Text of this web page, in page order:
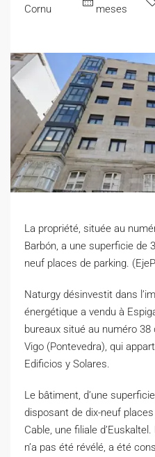
Cornu
meses
La propriété, située au
Barbón, a une superficie de
neuf places de parking.
Naturgy désinvestit dans
énergétique a vendu à
bureaux situé au numéro 38
Vigo (Pontevedra), qui
Edificios y Solares.
Le bâtiment, d’une
disposant de dix-neuf
Cable, une filiale
n’a pas été révélé, a été